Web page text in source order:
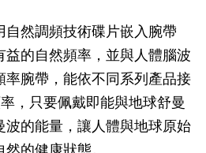
然調頻技術碟片嵌入腕帶
益的自然頻率，並與人體腦波
率腕帶，能依不同系列產品接
，只要佩戴即能與地球舒曼
波的能量，讓人體與地球原始
的健康狀態。